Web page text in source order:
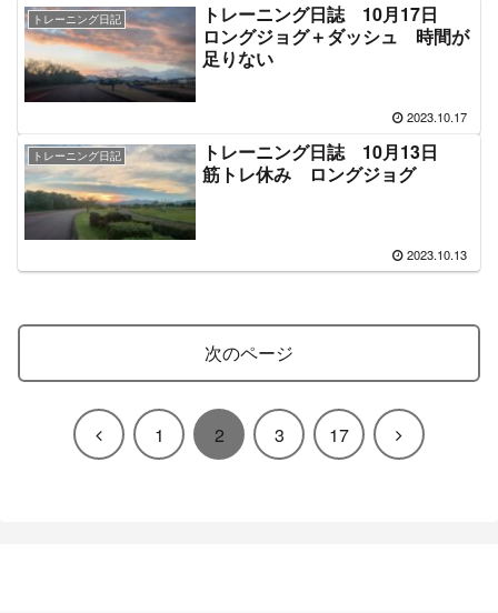
トレーニング日記
トレーニング日誌 10月17日
ロングジョグ＋ダッシュ 時間が
足りない
2023.10.17
トレーニング日記
トレーニング日誌 10月13日
筋トレ休み ロングジョグ
2023.10.13
次のページ
前
1 2 3 17
次